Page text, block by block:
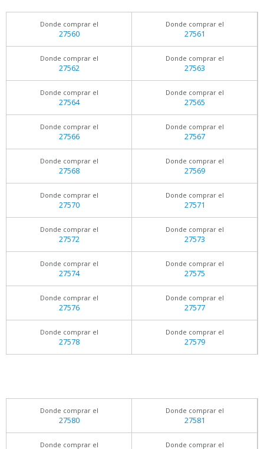
Donde comprar el
27560
Donde comprar el
27561
Donde comprar el
27562
Donde comprar el
27563
Donde comprar el
27564
Donde comprar el
27565
Donde comprar el
27566
Donde comprar el
27567
Donde comprar el
27568
Donde comprar el
27569
Donde comprar el
27570
Donde comprar el
27571
Donde comprar el
27572
Donde comprar el
27573
Donde comprar el
27574
Donde comprar el
27575
Donde comprar el
27576
Donde comprar el
27577
Donde comprar el
27578
Donde comprar el
27579
Donde comprar el
27580
Donde comprar el
27581
Donde comprar el Donde comprar el